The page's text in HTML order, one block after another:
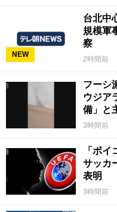
NEW
台北中
規模軍
察
2時間前
フーシ
ウジア
備」と
3時間前
「ボ
サッカ
表明
3時間前